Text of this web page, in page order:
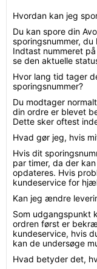
Hvordan kan jeg
Du kan spore din
sporingsnummer,
Indtast nummeret
se den aktuelle
Hvor lang tid tager
sporingsnummer?
Du modtager
din ordre er blevet
Dette sker oftest
Hvad gør jeg, hvis
Hvis dit
par timer, da der
opdateres. Hvis
kundeservice for
Kan jeg ændre
Som udgangspunkt
ordren først er
kundeservice, hvis
kan de undersøge
Hvad betyder det,